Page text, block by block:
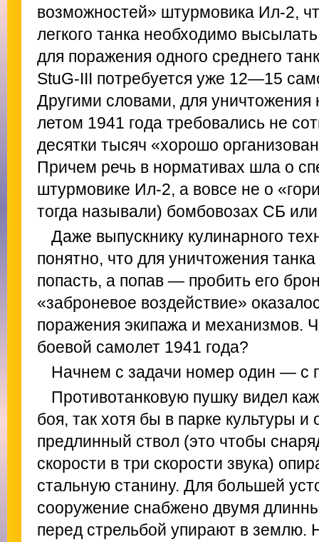
возможностей» штурмовика Ил-2,
легкого танка необходимо
для поражения одного среднего
StuG-III потребуется уже 12—15
Другими словами, для уничтожения
летом 1941 года требовались не
десятки тысяч «хорошо
Причем речь в нормативах шла о
штурмовике Ил-2, а вовсе не о
тогда называли) бомбовозах СБ
Даже выпускнику кулинарного
понятно, что для уничтожения
попасть, а попав — пробить его
«заброневое воздействие»
поражения экипажа и механизмов.
боевой самолет 1941 года?
Начнем с задачи номер один — с
Противотанковую пушку видел
боя, так хотя бы в парке культуры
предлинный ствол (это чтобы
скорости в три скорости звука)
стальную станину. Для большей
сооружение снабжено двумя
перед стрельбой упирают в землю.